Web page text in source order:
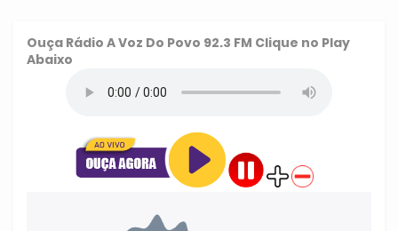
Ouça Rádio A Voz Do Povo 92.3 FM Clique no Play
Abaixo